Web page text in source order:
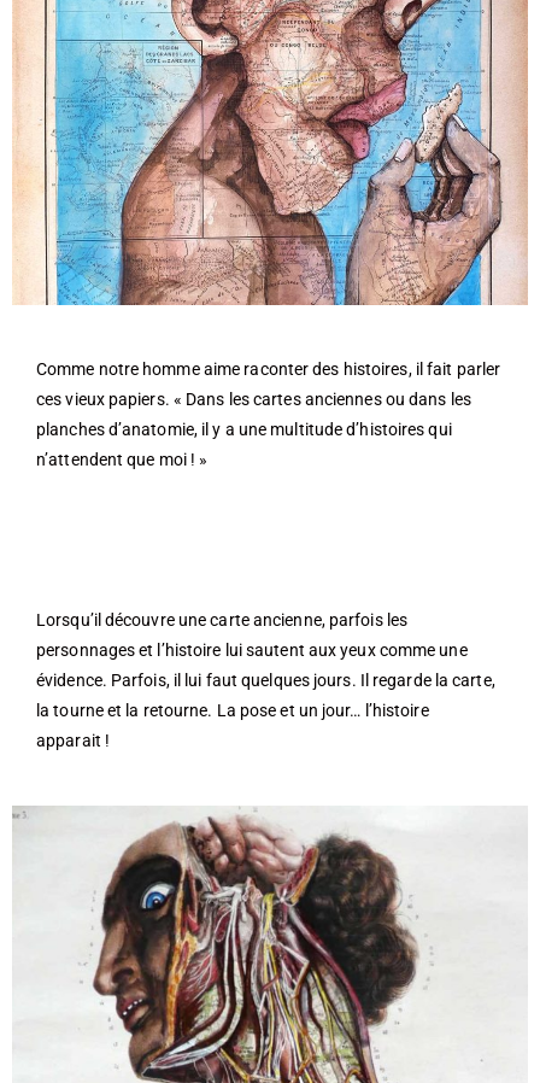
Comme notre homme aime raconter des histoires, il fait parler
ces vieux papiers. « Dans les cartes anciennes ou dans les
planches d’anatomie, il y a une multitude d’histoires qui
n’attendent que moi ! »
Lorsqu’il découvre une carte ancienne, parfois les
personnages et l’histoire lui sautent aux yeux comme une
évidence. Parfois, il lui faut quelques jours. Il regarde la carte,
la tourne et la retourne. La pose et un jour… l’histoire
apparait !